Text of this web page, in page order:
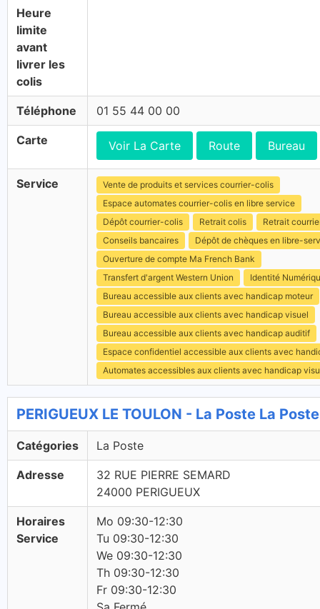
Heure
limite
avant
livrer les
colis
Téléphone 01 55 44 00 00
Carte Voir La Carte Route Bureau
Service
Vente de produits et services courrier-colis
Espace automates courrier-colis en libre service
Dépôt courrier-colis
Retrait colis
Retrait
Conseils bancaires
Dépôt de chèques en libre-
Ouverture de compte Ma French Bank
Transfert d'argent Western Union
Identité
Bureau accessible aux clients avec handicap moteur
Bureau accessible aux clients avec handicap visuel
Bureau accessible aux clients avec handicap auditif
Espace confidentiel accessible aux clients avec
Automates accessibles aux clients avec handicap
PERIGUEUX LE TOULON - La Poste La Poste
Catégories La Poste
Adresse
32 RUE PIERRE SEMARD
24000 PERIGUEUX
Horaires
Service
Mo 09:30-12:30
Tu 09:30-12:30
We 09:30-12:30
Th 09:30-12:30
Fr 09:30-12:30